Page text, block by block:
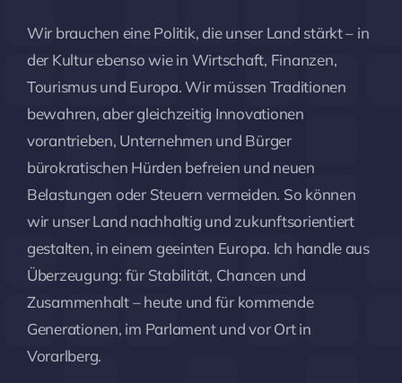
Wir brauchen eine Politik, die unser Land stärkt – in
der Kultur ebenso wie in Wirtschaft, Finanzen,
Tourismus und Europa. Wir müssen Traditionen
bewahren, aber gleichzeitig Innovationen
vorantrieben, Unternehmen und Bürger
bürokratischen Hürden befreien und neuen
Belastungen oder Steuern vermeiden. So können
wir unser Land nachhaltig und zukunftsorientiert
gestalten, in einem geeinten Europa. Ich handle aus
Überzeugung: für Stabilität, Chancen und
Zusammenhalt – heute und für kommende
Generationen, im Parlament und vor Ort in
Vorarlberg.